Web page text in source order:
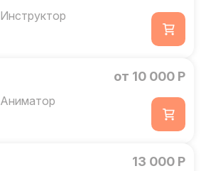
Инструктор
Аниматор
от 10 000 Р
13 000 Р